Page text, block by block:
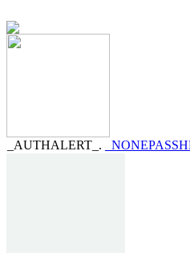
_AUTHALERT_.